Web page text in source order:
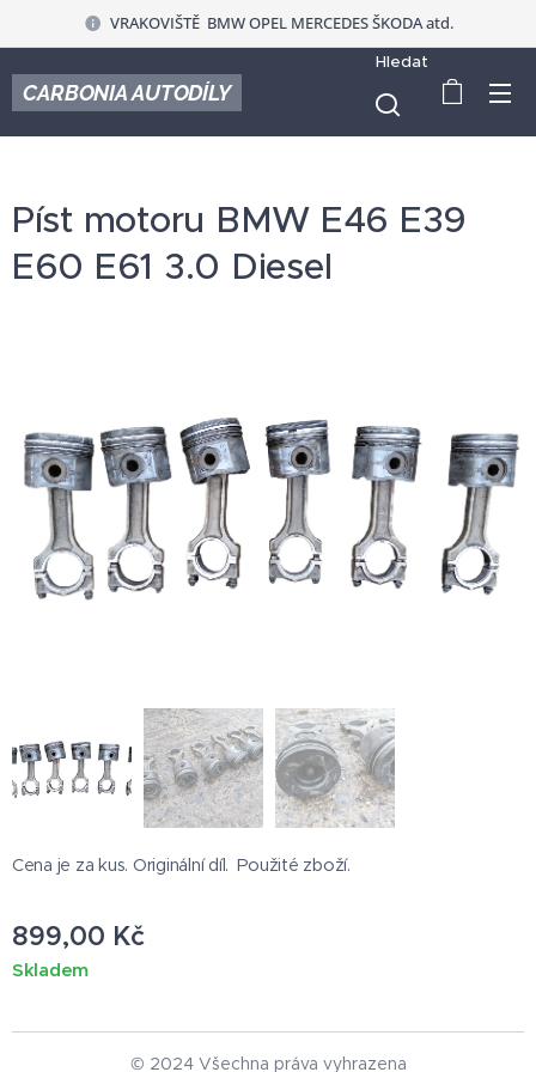
VRAKOVIŠTĚ BMW OPEL MERCEDES ŠKODA atd.
CARBONIA AUTODÍLY
Hledat
Píst motoru BMW E46 E39
E60 E61 3.0 Diesel
Cena je za kus. Originální díl. Použité zboží.
899,00 Kč
Skladem
© 2024 Všechna práva vyhrazena